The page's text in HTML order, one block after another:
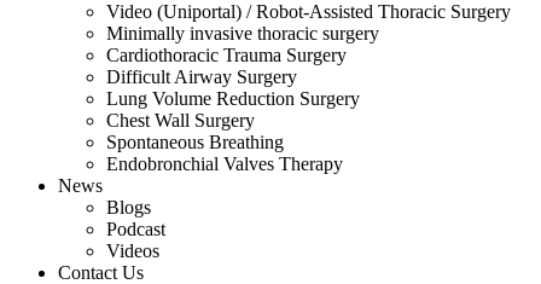
Video (Uniportal) / Robot-Assisted Thoracic Surgery
Minimally invasive thoracic surgery
Cardiothoracic Trauma Surgery
Difficult Airway Surgery
Lung Volume Reduction Surgery
Chest Wall Surgery
Spontaneous Breathing
Endobronchial Valves Therapy
News
Blogs
Podcast
Videos
Contact Us